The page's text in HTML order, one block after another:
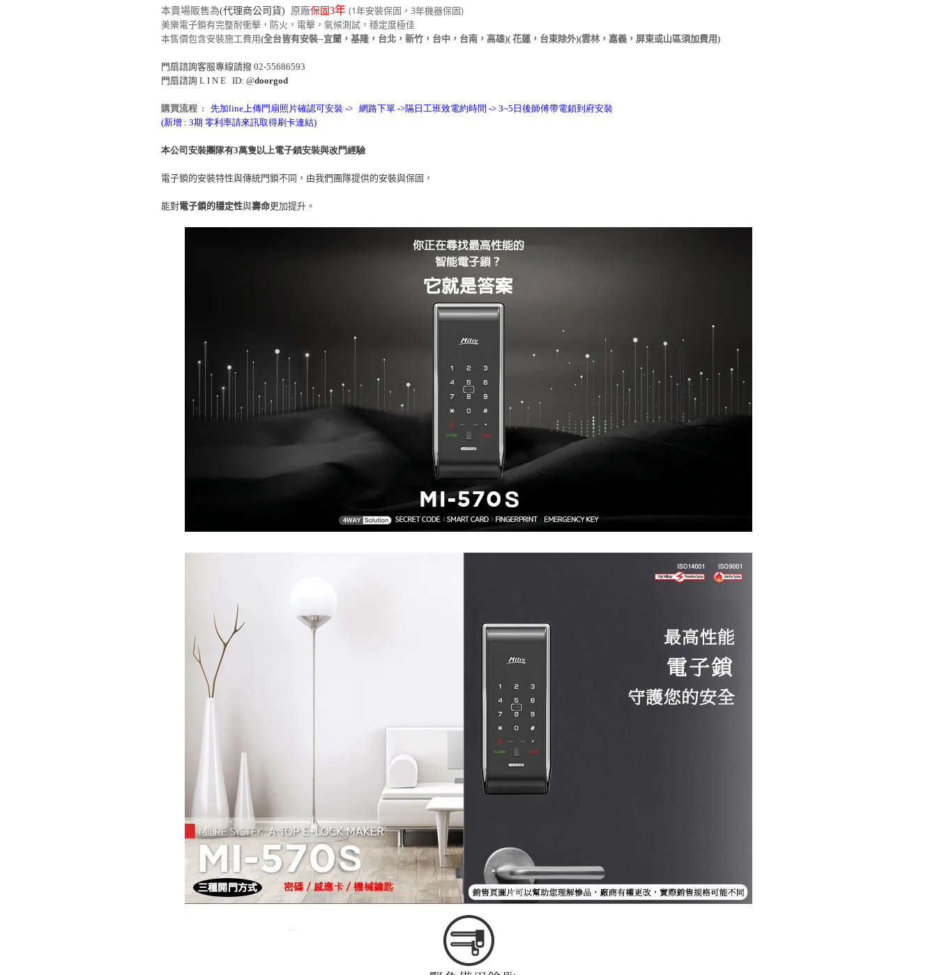
本賣場販售為(代理商公司貨) 原廠保固3年 (1年安裝保固，3年機器保固)
美樂電子鎖有完整耐衝擊，防火，電擊，氣候測試，穩定度極佳
本售價包含安裝施工費用(全台皆有安裝--宜蘭，基隆，台北，新竹，台中，台南，高雄)( 花蓮，台東除外)(雲林，嘉義，屏東或山區須加費用)
門扇諮詢客服專線請撥 02-55686593
門扇諮詢 L I N E ID: @doorgod
購買流程 :
先加line上傳門扇照片確認可安裝 -> 網路下單 ->隔日工班致電約時間 -> 3~5日後師傅帶電鎖到府安裝
(新增 : 3期 零利率請來訊取得刷卡連結)
本公司安裝團隊有3萬隻以上電子鎖安裝與改門經驗
電子鎖的安裝特性與傳統門鎖不同，由我們團隊提供的安裝與保固，
能對電子鎖的穩定性與壽命更加提升。